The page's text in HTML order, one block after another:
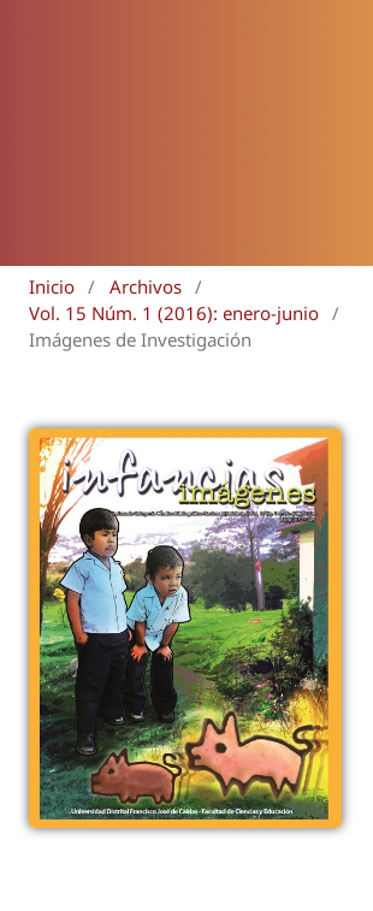
Inicio / Archivos /
Vol. 15 Núm. 1 (2016): enero-junio /
Imágenes de Investigación